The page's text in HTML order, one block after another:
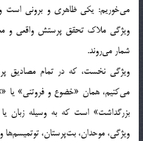
مي‌خوريم: يكي ظاهري و بروني است
ويژگي ملاك تحقق پرستش واقعي و
شمار مي‌روند.
ويژگي نخست، كه در تمام مصاديق
مي‌كنيم، همان «خضوع و فروتني» يا
بزرگداشت» است كه به وسيله زبان
ويژگي، موحدان، بت‌پرستان، توتميسم‌ها